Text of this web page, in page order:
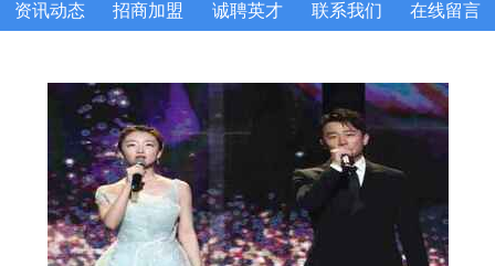
资讯动态 招商加盟 诚聘英才 联系我们 在线留言